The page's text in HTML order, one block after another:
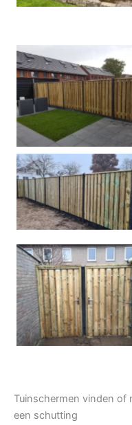
Betonpalen schutting
Hout beton
Tuindeur grenen
Tuinschermen vinden of
een schutting